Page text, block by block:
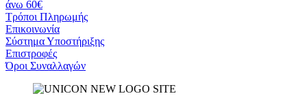
άνω 60€
Τρόποι Πληρωμής
Eπικοινωνία
Σύστημα Υποστήριξης
Επιστροφές
Όροι Συναλλαγών